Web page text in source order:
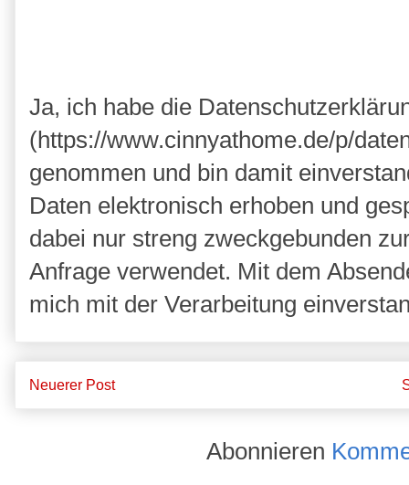
Ja, ich habe die
(https://www.cinnyathome.de/p/
genommen und bin damit
Daten elektronisch erhoben und
dabei nur streng zweckgebunden
Anfrage verwendet. Mit dem
mich mit der Verarbeitung
Neuerer Post
Abonnieren